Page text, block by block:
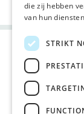
die zij hebben
van hun
STRIKT